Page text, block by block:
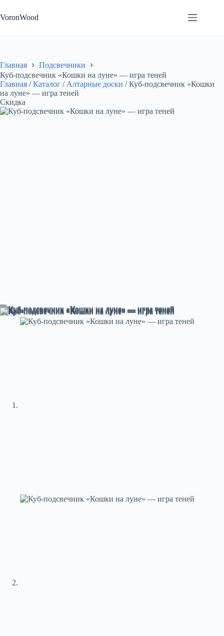
к
сути
VoronWood
Главная
Подсвечники
Куб-подсвечник «Кошки на луне» — игра теней
Главная / Каталог / Алтарные доски / Куб-подсвечник «Кошки
на луне» — игра теней
Скидка